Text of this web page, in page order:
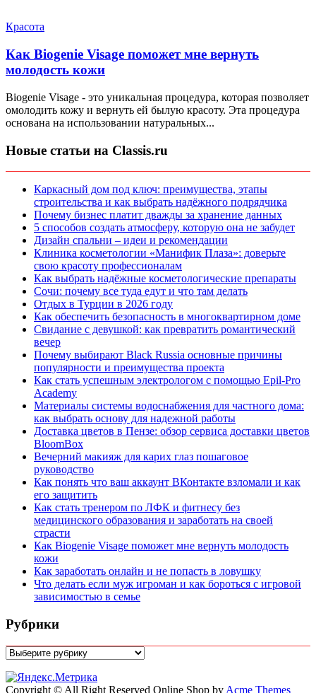
Красота
Как Biogenie Visage поможет мне вернуть
молодость кожи
Biogenie Visage - это уникальная процедура, которая позволяет
омолодить кожу и вернуть ей былую красоту. Эта процедура
основана на использовании натуральных...
Новые статьи на Classis.ru
Каркасный дом под ключ: преимущества, этапы
строительства и как выбрать надёжного подрядчика
Почему бизнес платит дважды за хранение данных
5 способов создать атмосферу, которую она не забудет
Дизайн спальни – идеи и рекомендации
Клиника косметологии «Манифик Плаза»: доверьте
свою красоту профессионалам
Как выбрать надёжные косметологические препараты
Сочи: почему все туда едут и что там делать
Отдых в Турции в 2026 году
Как обеспечить безопасность в многоквартирном доме
Свидание с девушкой: как превратить романтический
вечер
Почему выбирают Black Russia основные причины
популярности и преимущества проекта
Как стать успешным электрологом с помощью Epil-Pro
Academy
Материалы системы водоснабжения для частного дома:
как выбрать основу для надежной работы
Доставка цветов в Пензе: обзор сервиса доставки цветов
BloomBox
Вечерний макияж для карих глаз пошаговое
руководство
Как понять что ваш аккаунт ВКонтакте взломали и как
его защитить
Как стать тренером по ЛФК и фитнесу без
медицинского образования и заработать на своей
страсти
Как Biogenie Visage поможет мне вернуть молодость
кожи
Как заработать онлайн и не попасть в ловушку
Что делать если муж игроман и как бороться с игровой
зависимостью в семье
Рубрики
Рубрики
Copyright © All Right Reserved Online Shop by Acme Themes